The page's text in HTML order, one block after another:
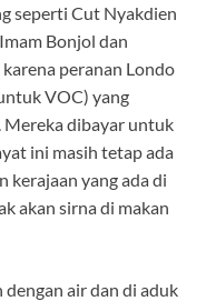
seperti Cut Nyakdien
Bonjol dan
peranan Londo
VOC) yang
Mereka dibayar untuk
ini masih tetap ada
kerajaan yang ada di
akan sirna di makan
air dan di aduk